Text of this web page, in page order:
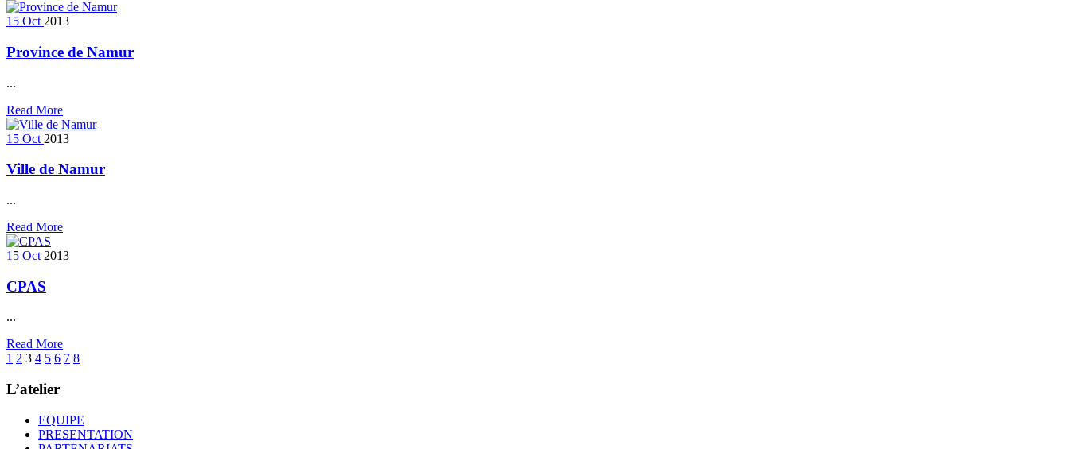
15 Oct 2013
Province de Namur
...
Read More
15 Oct 2013
Ville de Namur
...
Read More
15 Oct 2013
CPAS
...
Read More
1 2 3 4 5 6 7 8
L’atelier
EQUIPE
PRESENTATION